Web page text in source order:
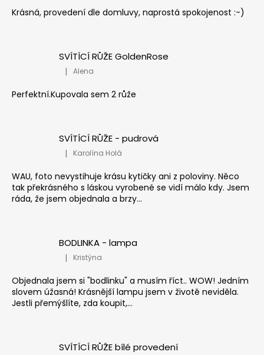
Krásná, provedení dle domluvy, naprostá spokojenost :-)
SVÍTÍCÍ RŮŽE GoldenRose
Hodnocení produktu je 5 z 5 hvězdiček.
| Alena
Perfektní.Kupovala sem 2 růže
SVÍTÍCÍ RŮŽE - pudrová
Hodnocení produktu je 5 z 5 hvězdiček.
| Karolína Holá
WAU, foto nevystihuje krásu kytičky ani z poloviny. Něco
tak překrásného s láskou vyrobené se vidí málo kdy. Jsem
ráda, že jsem objednala a brzy...
BODLINKA - lampa
Hodnocení produktu je 5 z 5 hvězdiček.
| Kristýna
Objednala jsem si "bodlinku" a musím říct.. WOW! Jedním
slovem úžasná! Krásnější lampu jsem v životě neviděla.
Jestli přemýšlíte, zda koupit,...
SVÍTÍCÍ RŮŽE bílé provedení